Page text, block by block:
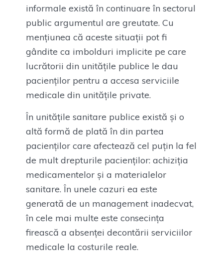
informale există în continuare în sectorul
public argumentul are greutate. Cu
mențiunea că aceste situații pot fi
gândite ca imbolduri implicite pe care
lucrătorii din unitățile publice le dau
pacienților pentru a accesa serviciile
medicale din unitățile private.
În unitățile sanitare publice există și o
altă formă de plată în din partea
pacienților care afectează cel puțin la fel
de mult drepturile pacienților: achiziția
medicamentelor și a materialelor
sanitare. În unele cazuri ea este
generată de un management inadecvat,
în cele mai multe este consecința
firească a absenței decontării serviciilor
medicale la costurile reale.